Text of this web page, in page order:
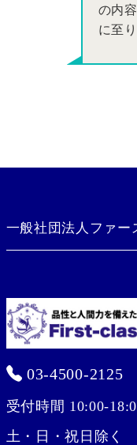
の内
に至
一般社団法人ファー
03-4500-2125
受付時間 10:00-
土・日・祝日除く